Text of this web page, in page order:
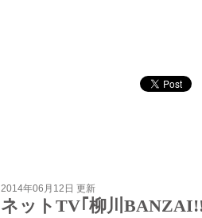
2014年06月12日 更新
ネットTV｢柳川